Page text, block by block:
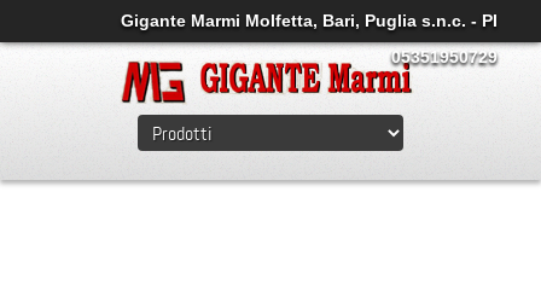
Gigante Marmi Molfetta, Bari, Puglia s.n.c. - PI
05351950729